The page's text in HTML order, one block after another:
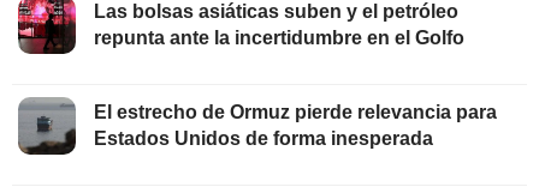
Las bolsas asiáticas suben y el petróleo
repunta ante la incertidumbre en el Golfo
El estrecho de Ormuz pierde relevancia para
Estados Unidos de forma inesperada